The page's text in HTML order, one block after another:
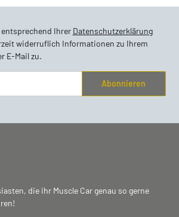
Ihrer Datenschutzerklärung
widerruflich Informationen zu Ihrem
E-Mail zu.
Abonnieren
die ihr Muscle Car genau so gerne